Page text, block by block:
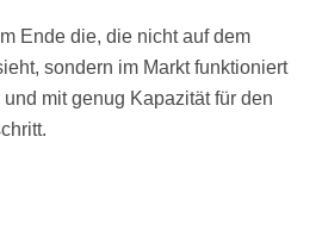
Ende die, die nicht auf dem
sondern im Markt funktioniert
mit genug Kapazität für den